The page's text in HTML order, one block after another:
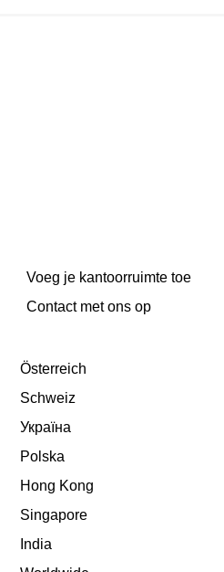
Voeg je kantoorruimte toe
Сontact met ons op
Österreich
Schweiz
Україна
Polska
Hong Kong
Singapore
India